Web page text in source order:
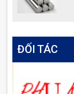
ĐỐI TÁC